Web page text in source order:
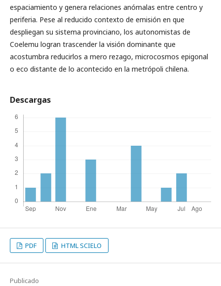
espaciamiento y genera relaciones anómalas entre centro y
periferia. Pese al reducido contexto de emisión en que
despliegan su sistema provinciano, los autonomistas de
Coelemu logran trascender la visión dominante que
acostumbra reducirlos a mero rezago, microcosmos epigonal
o eco distante de lo acontecido en la metrópoli chilena.
Descargas
PDF HTML SCIELO
Publicado